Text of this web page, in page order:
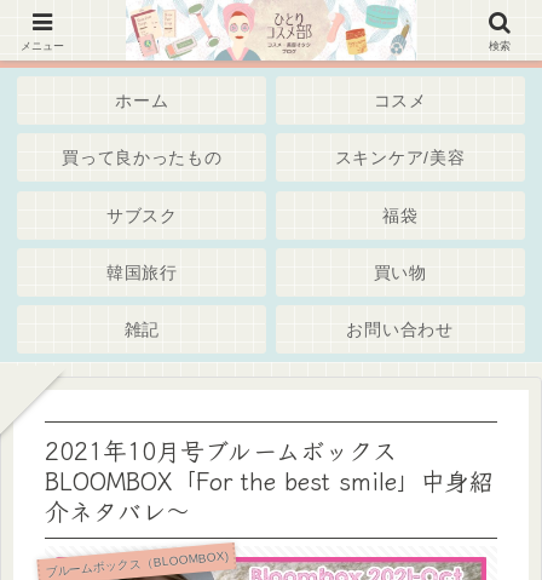
韓国コスメ、美容スキンケア・通販・Iherb・サブスク～綺麗でいたいアラサーアラフォー世代・
独身女子 ブログ
ホーム コスメ
買って良かったもの スキンケア/美容
サブスク 福袋
韓国旅行 買い物
雑記 お問い合わせ
2021年10月号ブルームボックス
BLOOMBOX「For the best smile」中身紹
介ネタバレ～
ブルームボックス（BLOOMBOX)
メニュー 検索